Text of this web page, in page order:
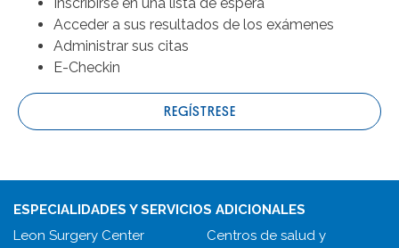
Acceder a sus resultados de los exámenes
Administrar sus citas
E-Checkin
REGÍSTRESE
ESPECIALIDADES Y SERVICIOS ADICIONALES
Leon Surgery Center
Centros de salud y